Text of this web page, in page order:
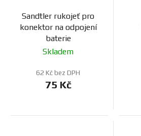
Sandtler rukojeť pro
konektor na odpojení
baterie
Skladem
62 Kč bez DPH
75 Kč